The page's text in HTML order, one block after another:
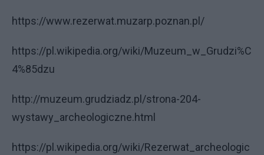
https://www.rezerwat.muzarp.poznan.pl/
https://pl.wikipedia.org/wiki/Muzeum_w_Grudzi%C
4%85dzu
http://muzeum.grudziadz.pl/strona-204-
wystawy_archeologiczne.html
https://pl.wikipedia.org/wiki/Rezerwat_archeologic